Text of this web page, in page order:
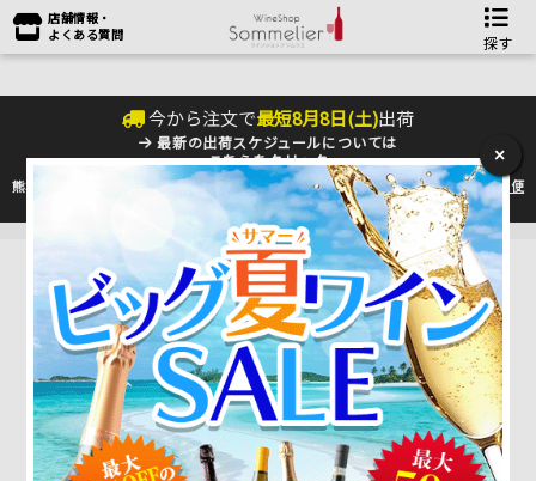
店舗情報・
よくある質問
探す
今から注文で最短8月8日(土)出荷
最新の出荷スケジュールについては
こちらをクリック
熊本地震の影響により九州への配送に遅れが生じております。最新情報は佐川急便
のHP
をご確認下さい。
×